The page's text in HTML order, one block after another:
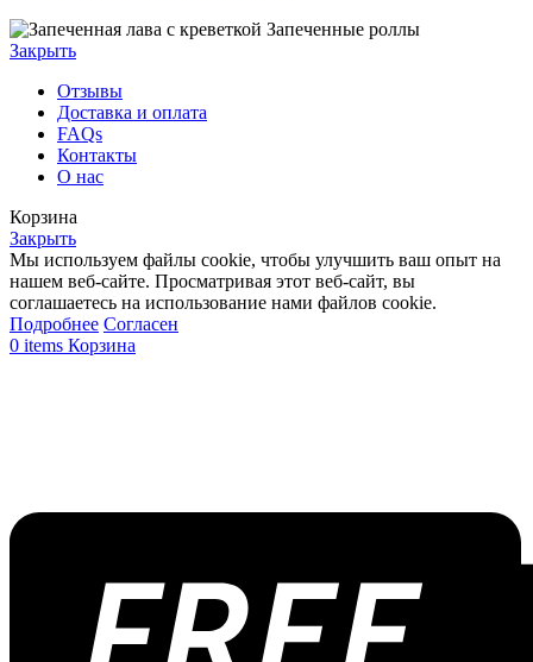
Закрыть
Отзывы
Доставка и оплата
FAQs
Контакты
О нас
Корзина
Закрыть
Мы используем файлы cookie, чтобы улучшить ваш опыт на
нашем веб-сайте. Просматривая этот веб-сайт, вы
соглашаетесь на использование нами файлов cookie.
Подробнее Согласен
0 items Корзина